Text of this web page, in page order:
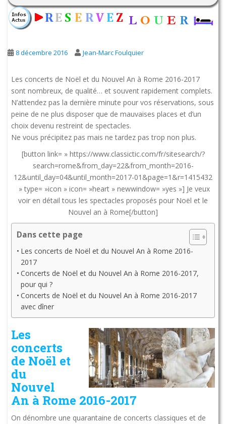
8 décembre 2016 Jean-Marc Foulquier
Les concerts de Noël et du Nouvel An à Rome 2016-2017
sont nombreux, de qualité… et souvent rapidement complets.
N’attendez pas la dernière minute pour vos réservations, sous
peine de ne plus disposer que de mauvaises places et d’un
choix devenu restreint de spectacles.
Ne vous précipitez pas mais ne tardez pas trop non plus.
[button link= » https://www.classictic.com/fr/sitesearch/?
search=rome&from_day=22&from_month=2016-
12&until_day=04&until_month=2017-01&page=1&r=1415432
» type= »icon » icon= »heart » newwindow= »yes »] Je veux
voir en détail tous les spectacles proposés pour Noël et le
Nouvel an à Rome[/button]
Dans cette page
Les concerts de Noël et du Nouvel An à Rome 2016-
2017
Concerts de Noël et du Nouvel An à Rome 2016-2017,
pour qui ?
Concerts de Noël et du Nouvel An à Rome 2016-2017
avec dîner
Les
concerts
de Noël et
du
Nouvel
An à Rome 2016-2017
On dénombre une quarantaine de concerts classiques et de